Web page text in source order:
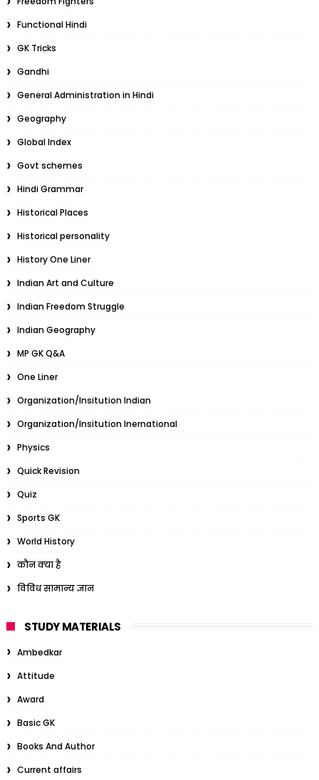
Functional Hindi
GK Tricks
Gandhi
General Administration in Hindi
Geography
Global Index
Govt schemes
Hindi Grammar
Historical Places
Historical personality
History One Liner
Indian Art and Culture
Indian Freedom Struggle
Indian Geography
MP GK Q&A
One Liner
Organization/Insitution Indian
Organization/Insitution Inernational
Physics
Quick Revision
Quiz
Sports GK
World History
कौन क्या है
विविध सामान्य ज्ञान
STUDY MATERIALS
Ambedkar
Attitude
Award
Basic GK
Books And Author
Current affairs